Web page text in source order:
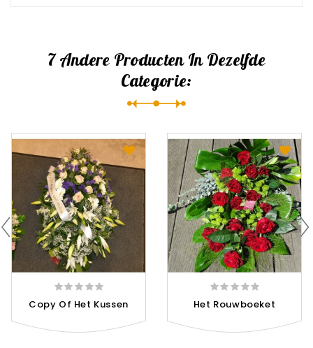
7 Andere Producten In Dezelfde
Categorie:
Copy Of Het Kussen Het Rouwboeket